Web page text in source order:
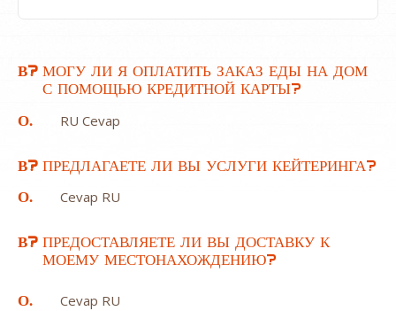
В? МОГУ ЛИ Я ОПЛАТИТЬ ЗАКАЗ ЕДЫ НА ДОМ
С ПОМОЩЬЮ КРЕДИТНОЙ КАРТЫ?
О.
RU Cevap
В? ПРЕДЛАГАЕТЕ ЛИ ВЫ УСЛУГИ КЕЙТЕРИНГА?
О.
Cevap RU
В? ПРЕДОСТАВЛЯЕТЕ ЛИ ВЫ ДОСТАВКУ К
МОЕМУ МЕСТОНАХОЖДЕНИЮ?
О. Cevap RU